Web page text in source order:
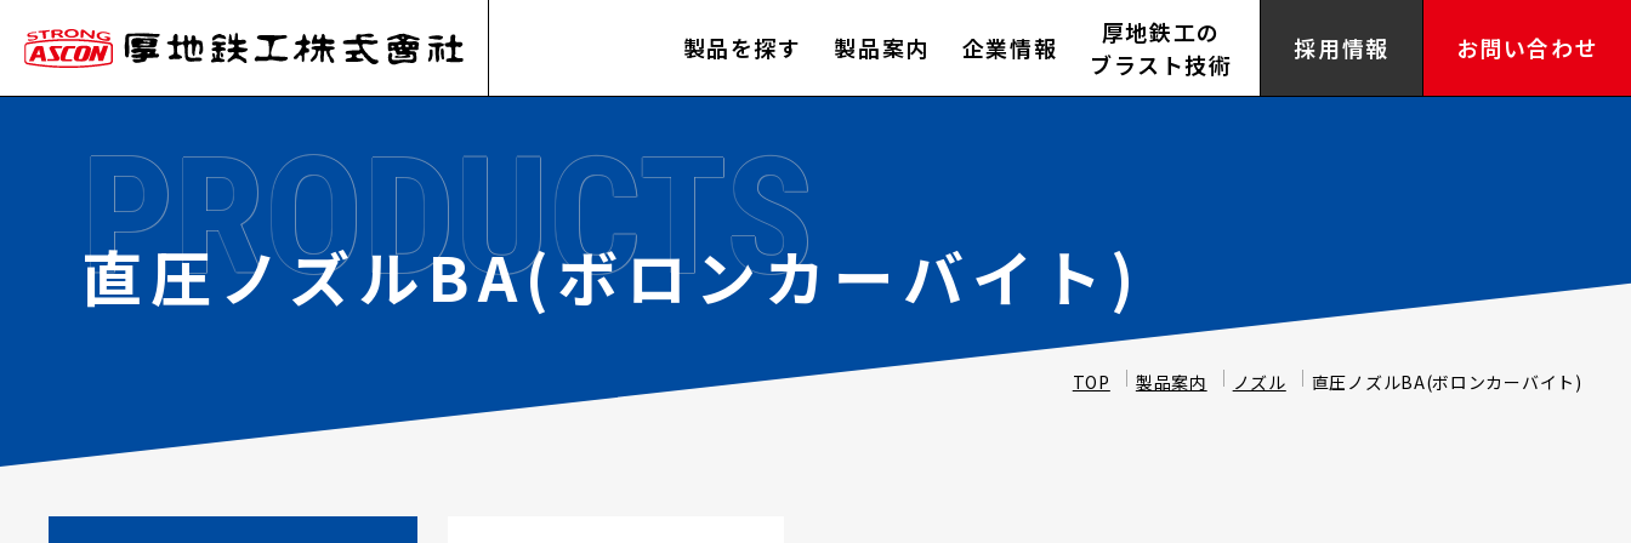
製品を探す 製品案内 企業情報
厚地鉄工の
ブラスト技術
採用情報 お問い合わせ
直圧ノズルBA(ボロンカーバイト)
PRODUCTS
TOP 製品案内 ノズル 直圧ノズルBA(ボロンカーバイト)